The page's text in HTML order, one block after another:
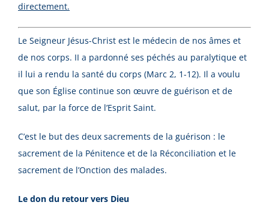
directement.
Le Seigneur Jésus-Christ est le médecin de nos âmes et
de nos corps. II a pardonné ses péchés au paralytique et
il lui a rendu la santé du corps (Marc 2, 1-12). Il a voulu
que son Église continue son œuvre de guérison et de
salut, par la force de l’Esprit Saint.
C’est le but des deux sacrements de la guérison : le
sacrement de la Pénitence et de la Réconciliation et le
sacrement de l’Onction des malades.
Le don du retour vers Dieu